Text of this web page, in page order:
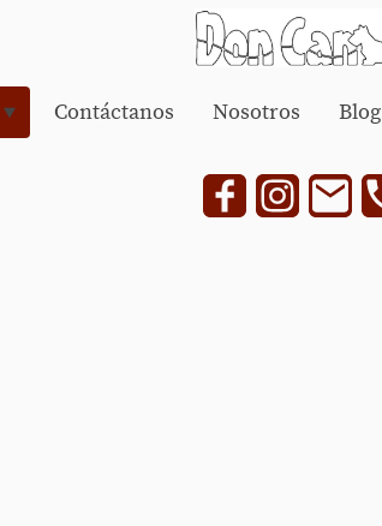
Contáctanos Nosotros Blog